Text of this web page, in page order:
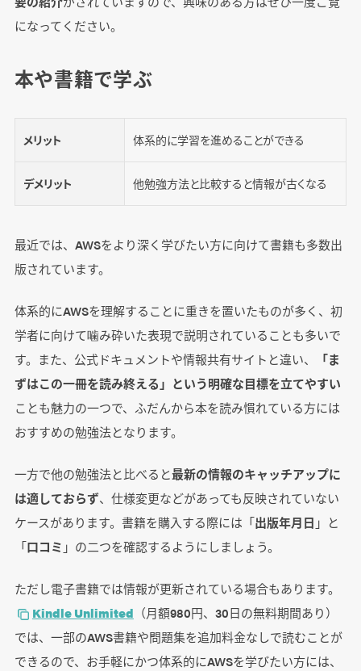
になってください。
本や書籍で学ぶ
メリット 体系的に学習を進めることができる
デメリット 他勉強方法と比較すると情報が古くなる
最近では、AWSをより深く学びたい方に向けて書籍も多数出
版されています。
体系的にAWSを理解することに重きを置いたものが多く、初
学者に向けて噛み砕いた表現で説明されていることも多いで
す。また、公式ドキュメントや情報共有サイトと違い、
「ま
ずはこの一冊を読み終える」という明確な目標を立てやすい
ことも魅力の一つで、ふだんから本を読み慣れている方には
おすすめの勉強法となります。
一方で他の勉強法と比べると最新の情報のキャッチアップに
は適しておらず、仕様変更などがあっても反映されていない
ケースがあります。書籍を購入する際には「出版年月日 」と
「口コミ 」の二つを確認するようにしましょう。
ただし電子書籍では情報が更新されている場合もあります。
Kindle Unlimited （月額980円、30日の無料期間あり）
では、一部のAWS書籍や問題集を追加料金なしで読むことが
できるので、お手軽にかつ体系的にAWSを学びたい方には、